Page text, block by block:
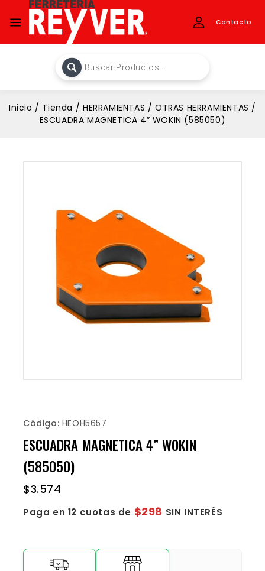
Contacto
Inicio / Tienda / HERRAMIENTAS / OTRAS HERRAMIENTAS /
ESCUADRA MAGNETICA 4” WOKIN (585050)
Código: HEOH5657
ESCUADRA MAGNETICA 4” WOKIN
(585050)
$3.574
Paga en 12 cuotas de $298 SIN INTERÉS